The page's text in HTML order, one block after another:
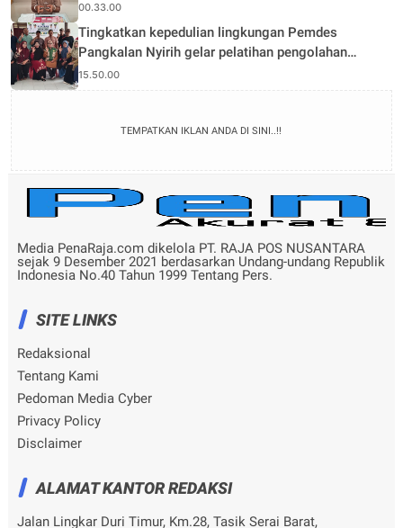
00.33.00
Tingkatkan kepedulian lingkungan Pemdes
Pangkalan Nyirih gelar pelatihan pengolahan
Limbah
15.50.00
TEMPATKAN IKLAN ANDA DI SINI..!!
Media PenaRaja.com dikelola PT. RAJA POS NUSANTARA
sejak 9 Desember 2021 berdasarkan Undang-undang Republik
Indonesia No.40 Tahun 1999 Tentang Pers.
SITE LINKS
Redaksional
Tentang Kami
Pedoman Media Cyber
Privacy Policy
Disclaimer
ALAMAT KANTOR REDAKSI
Jalan Lingkar Duri Timur, Km.28, Tasik Serai Barat,